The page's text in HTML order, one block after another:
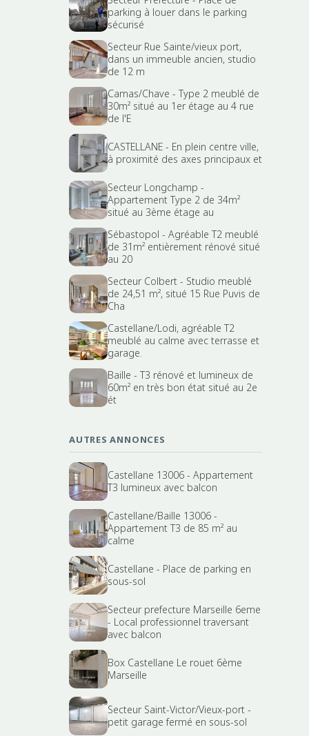
parking à louer dans le parking
sécurisé
Secteur Rue Sainte/vieux port,
dans un immeuble ancien, studio
de 12 m
Camas/Chave - Type 2 meublé de
30m² situé au 1er étage au 4 rue
de l'E
CASTELLANE - En plein centre ville,
à proximité des axes principaux et
Secteur Longchamp -
Appartement Type 2 de 34m²
situé au 3ème étage au
Sébastopol - Agréable T2 meublé
de 31m² entièrement rénové situé
au 20
Secteur Colbert - Studio meublé
de 24,51 m², situé 15 Rue Puvis de
Cha
Castellane/Lodi, agréable T2
meublé au calme avec terrasse et
garage.
Baille - T3 rénové et lumineux de
60m² en très bon état situé au 2e
ét
AUTRES ANNONCES
Castellane 13006 - Appartement
T3 lumineux avec balcon
Castellane/Baille 13006 -
Appartement T3 de 85 m² au
calme
Castellane - Place de parking en
sous-sol
Secteur prefecture Marseille 6eme
- Local professionnel traversant
avec balcon
Box Castellane Le rouet 6ème
Marseille
Secteur Saint-Victor/Vieux-port -
petit garage fermé en sous-sol